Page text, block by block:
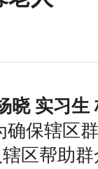
晓 实习生
确保辖区
区帮助